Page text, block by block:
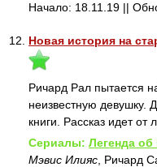
Начало: 18.11.19 ||
12. Новая история на
Ричард Рал пытается
неизвестную девушку.
книги. Рассказ идет от
Сериалы: Легенда об
Мэвис Илияс , Ричард